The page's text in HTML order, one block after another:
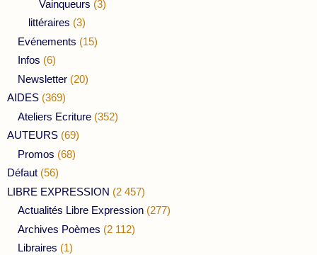
Vainqueurs (3)
littéraires (3)
Evénements (15)
Infos (6)
Newsletter (20)
AIDES (369)
Ateliers Ecriture (352)
AUTEURS (69)
Promos (68)
Défaut (56)
LIBRE EXPRESSION (2 457)
Actualités Libre Expression (277)
Archives Poèmes (2 112)
Libraires (1)